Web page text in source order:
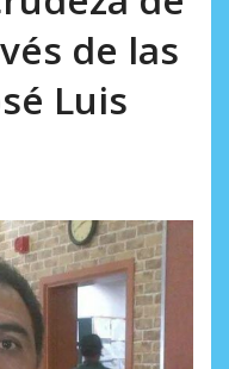
de las
Luis